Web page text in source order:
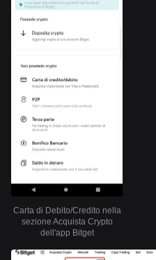
Carta di Debito/Credito nella
sezione Acquista Crypto
dell'app Bitget